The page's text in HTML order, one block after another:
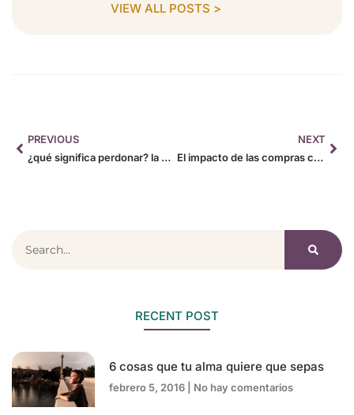
VIEW ALL POSTS >
PREVIOUS
¿qué significa perdonar? la verdad que nadie te dice
NEXT
El impacto de las compras compulsivas
RECENT POST
6 cosas que tu alma quiere que sepas
febrero 5, 2016 No hay comentarios